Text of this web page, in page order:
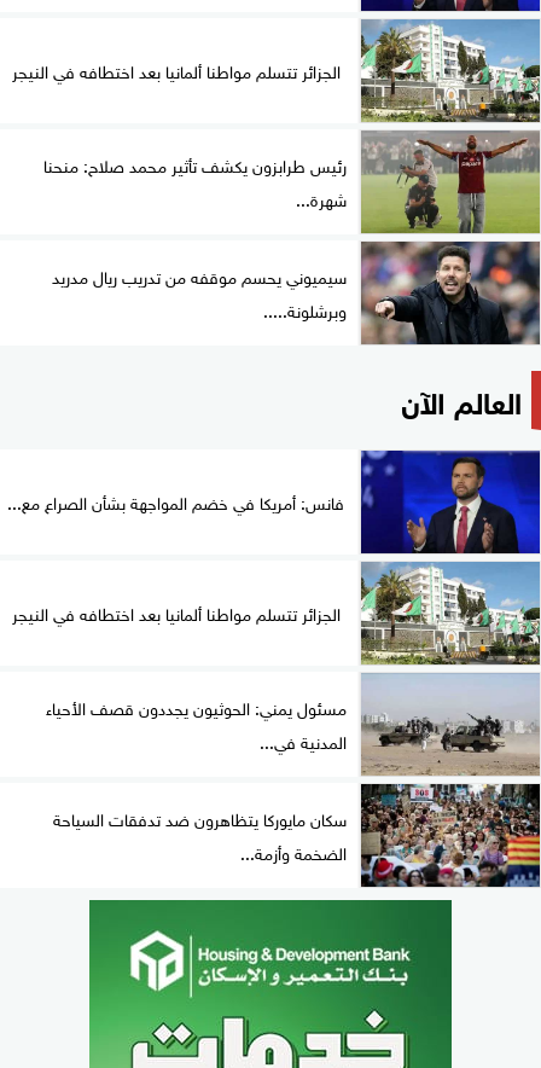
الجزائر تتسلم مواطنا ألمانيا بعد اختطافه في النيجر
رئيس طرابزون يكشف تأثير محمد صلاح: منحنا
شهرة...
سيميوني يحسم موقفه من تدريب ريال مدريد
وبرشلونة.....
العالم الآن
فانس: أمريكا في خضم المواجهة بشأن الصراع مع...
الجزائر تتسلم مواطنا ألمانيا بعد اختطافه في النيجر
مسئول يمني: الحوثيون يجددون قصف الأحياء
المدنية في...
سكان مايوركا يتظاهرون ضد تدفقات السياحة
الضخمة وأزمة...